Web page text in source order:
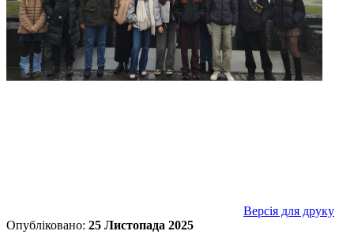
Версія для друку
Опубліковано: 25 Листопада 2025